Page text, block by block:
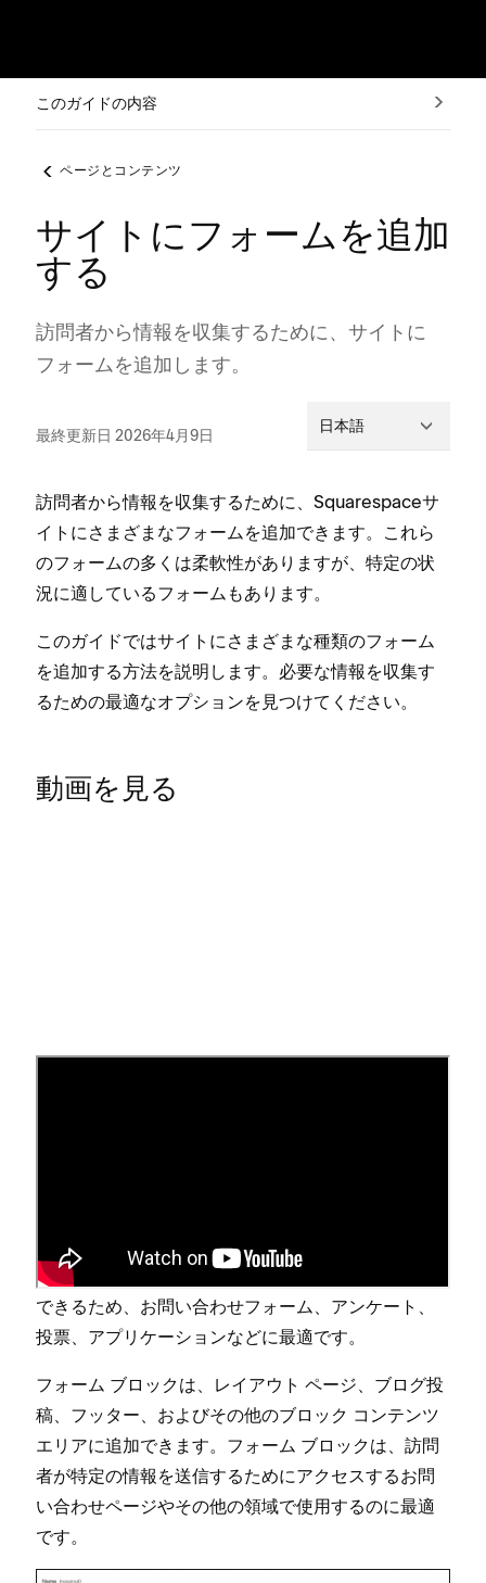
このガイドの内容
ページとコンテンツ
サイトにフォームを追加
する
訪問者から情報を収集するために⁠、サイトに
フ⁠ォ⁠ームを追加します⁠。
最終更新日 2026年4月9日 日本語
訪問者から情報を収集するために⁠、Squarespaceサ
イトにさまざまなフ⁠ォ⁠ームを追加できます⁠。これら
のフ⁠ォ⁠ームの多くは柔軟性がありますが⁠、特定の状
況に適しているフ⁠ォ⁠ームもあります⁠。
このガイドではサイトにさまざまな種類のフ⁠ォ⁠ーム
を追加する方法を説明します⁠。必要な情報を収集す
るための最適なオプシ⁠ョンを見つけてください⁠。
動画を見る
情報を収集します⁠。フ⁠ォ⁠ーム フ⁠ィ⁠ールドをカスタマ
イズして⁠、必要な詳細情報を正確に収集することが
できるため⁠、お問い合わせフ⁠ォ⁠ーム⁠、アンケ⁠ート⁠、
投票⁠、アプリケ⁠ーシ⁠ョンなどに最適です⁠。
フ⁠ォ⁠ーム ブロ⁠ックは⁠、レイアウト ペ⁠ージ⁠、ブログ投
稿⁠、フ⁠ッタ⁠ー⁠、およびその他のブロ⁠ック コンテンツ
エリアに追加できます⁠。フ⁠ォ⁠ーム ブロ⁠ックは⁠、訪問
者が特定の情報を送信するためにアクセスするお問
い合わせペ⁠ージやその他の領域で使用するのに最適
です⁠。